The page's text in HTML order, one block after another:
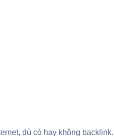
dù có hay không backlink.